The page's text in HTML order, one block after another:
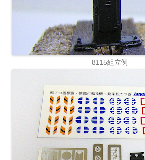
8115組立例